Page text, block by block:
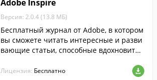
Adobe Inspire
Версия: 2.0.4 (13.8 МБ)
Бесплатный журнал от Adobe, в котором
вы сможете читать интересные и разви
вающие статьи, способные вдохновить
Лицензия: Бесплатно